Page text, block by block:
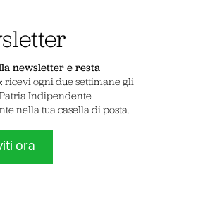
newsletter e resta
: ricevi ogni due settimane gli
Indipendente
nella tua casella di posta.
ora